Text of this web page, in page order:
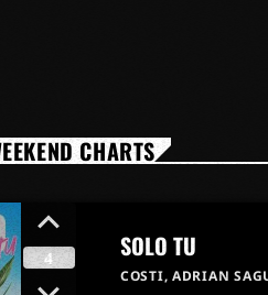
CHARTS
4 SOLO TU
COSTI, ADRIAN